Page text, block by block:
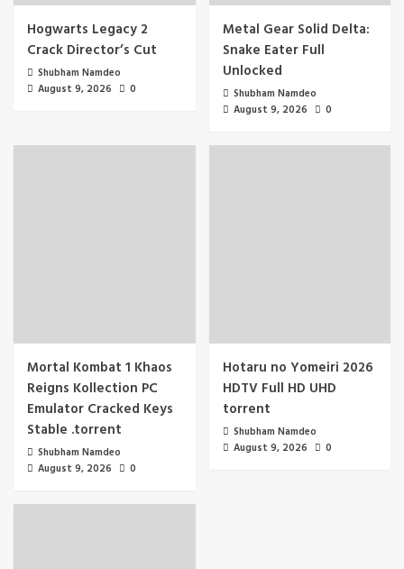
Hogwarts Legacy 2
Crack Director’s Cut
Shubham Namdeo
August 9, 2026
0
Metal Gear Solid Delta:
Snake Eater Full
Unlocked
Shubham Namdeo
August 9, 2026
0
Mortal Kombat 1 Khaos
Reigns Kollection PC
Emulator Cracked Keys
Stable .torrent
Shubham Namdeo
August 9, 2026
0
Hotaru no Yomeiri 2026
HDTV Full HD UHD
torrent
Shubham Namdeo
August 9, 2026
0